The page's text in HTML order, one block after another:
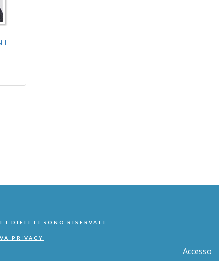
I DIRITTI SONO RISERVATI
PRIVACY
Accesso